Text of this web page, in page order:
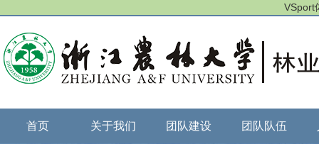
VSport
首页 关于我们 团队建设 团队队伍